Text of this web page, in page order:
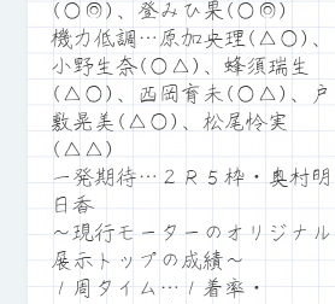
(○◎)、登みひ果(○◎)
機力低調…原加央理(△○)、
小野生奈(○△)、蜂須瑞生
(△○)、西岡育未(○△)、戸
敷晃美(△○)、松尾怜実
(△△)
一発期待…２Ｒ５枠・奥村明
日香
～現行モーターのオリジナル
展示トップの成績～
１周タイム…１着率・